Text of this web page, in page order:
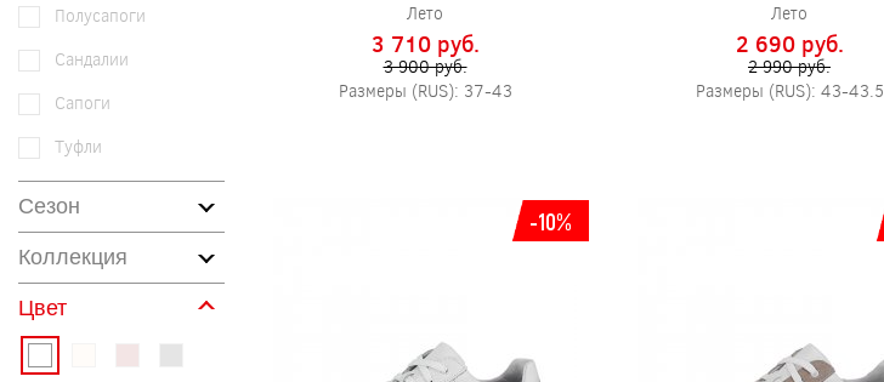
Полусапоги
Сандалии
Сапоги
Туфли
Сезон
Коллекция
Цвет
Лето
3 710 pуб.
3 900 pуб.
Размеры (RUS): 37-43
Лето
2 690 pуб.
2 990 pуб.
Размеры (RUS): 43-43.5
-10%